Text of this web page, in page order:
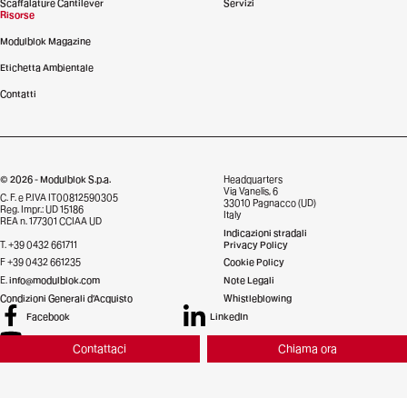
Contattaci Chiama ora
Scaffalature Cantilever
Servizi
Risorse
Modulblok Magazine
Etichetta Ambientale
Contatti
© 2026 - Modulblok S.p.a.
C. F. e P.IVA IT00812590305
Reg. Impr.: UD 15186
REA n. 177301 CCIAA UD
Headquarters
Via Vanelis, 6
33010 Pagnacco (UD)
Italy
Indicazioni stradali
T. +39 0432 661711
F +39 0432 661235
E.info@modulblok.com
Condizioni Generali d’Acquisto
Privacy Policy
Cookie Policy
Note Legali
Whistleblowing
Facebook
LinkedIn